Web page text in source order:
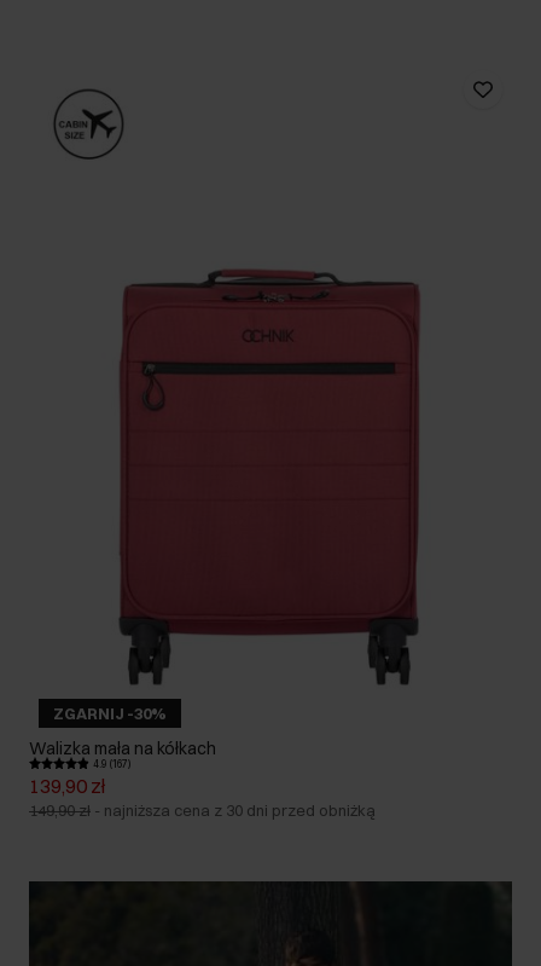
ZGARNIJ -30%
Walizka mała na kółkach
4.9 (167)
139,90 zł
149,90 zł - najniższa cena z 30 dni przed obniżką